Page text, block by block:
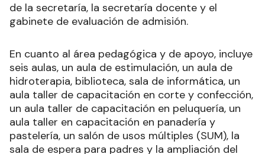
de la secretaría, la secretaría docente y el
gabinete de evaluación de admisión.
En cuanto al área pedagógica y de apoyo, incluye
seis aulas, un aula de estimulación, un aula de
hidroterapia, biblioteca, sala de informática, un
aula taller de capacitación en corte y confección,
un aula taller de capacitación en peluquería, un
aula taller en capacitación en panadería y
pastelería, un salón de usos múltiples (SUM), la
sala de espera para padres y la ampliación del